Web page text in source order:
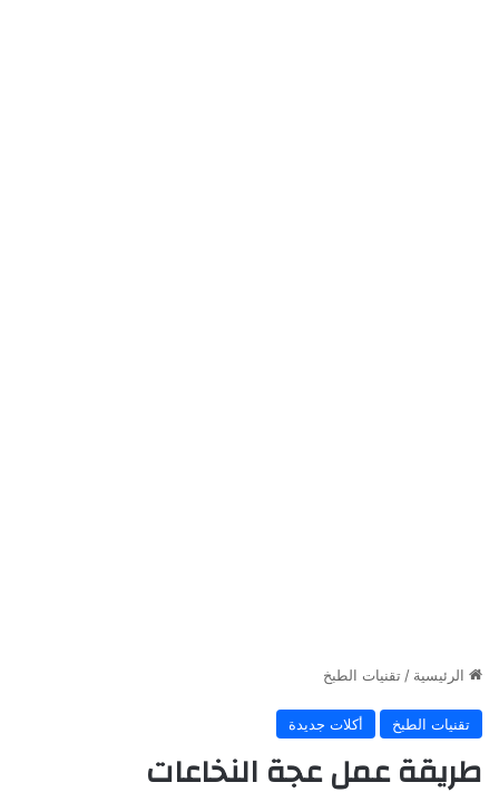
الرئيسية / تقنيات الطبخ
تقنيات الطبخ أكلات جديدة
طريقة عمل عجة النخاعات